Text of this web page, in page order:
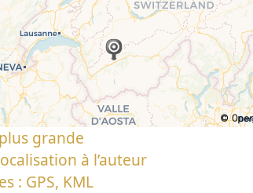
grande
à l’auteur
: GPS, KML